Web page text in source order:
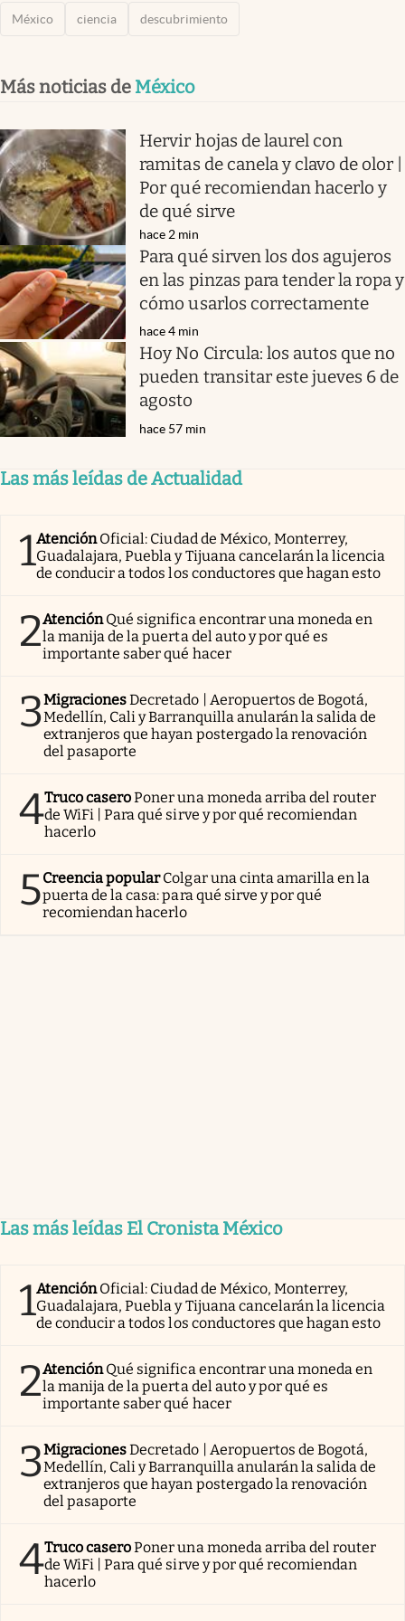
México ciencia descubrimiento
Más noticias de México
Hervir hojas de laurel con
ramitas de canela y clavo de olor |
Por qué recomiendan hacerlo y
de qué sirve
hace 2 min
Para qué sirven los dos agujeros
en las pinzas para tender la ropa y
cómo usarlos correctamente
hace 4 min
Hoy No Circula: los autos que no
pueden transitar este jueves 6 de
agosto
hace 57 min
Las más leídas de Actualidad
1AtenciónOficial: Ciudad de México, Monterrey,
Guadalajara, Puebla y Tijuana cancelarán la licencia
de conducir a todos los conductores que hagan esto
2AtenciónQué significa encontrar una moneda en
la manija de la puerta del auto y por qué es
importante saber qué hacer
3MigracionesDecretado | Aeropuertos de Bogotá,
Medellín, Cali y Barranquilla anularán la salida de
extranjeros que hayan postergado la renovación
del pasaporte
4Truco caseroPoner una moneda arriba del router
de WiFi | Para qué sirve y por qué recomiendan
hacerlo
5Creencia popularColgar una cinta amarilla en la
puerta de la casa: para qué sirve y por qué
recomiendan hacerlo
Las más leídas El Cronista México
1AtenciónOficial: Ciudad de México, Monterrey,
Guadalajara, Puebla y Tijuana cancelarán la licencia
de conducir a todos los conductores que hagan esto
2AtenciónQué significa encontrar una moneda en
la manija de la puerta del auto y por qué es
importante saber qué hacer
3MigracionesDecretado | Aeropuertos de Bogotá,
Medellín, Cali y Barranquilla anularán la salida de
extranjeros que hayan postergado la renovación
del pasaporte
4Truco caseroPoner una moneda arriba del router
de WiFi | Para qué sirve y por qué recomiendan
hacerlo